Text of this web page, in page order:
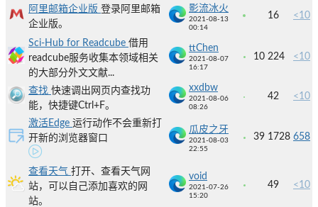
阿里邮箱企业版 登录阿里邮箱
企业版。
影流冰火
2021-08-13
00:14
16 <10
Sci-Hub for Readcube 借用
readcube服务收集本领域相关
的大部分外文文献...
ttChen
2021-08-07
16:17
10 224 <10
查找 快速调出网页内查找功
能，快捷键Ctrl+F。
xxdbw
2021-08-06
08:26
42 <10
激活Edge 运行动作不会重新打
开新的浏览器窗口
瓜皮之牙
2021-08-03
22:55
39 1728 658
查看天气 打开、查看天气网
站，可以自己添加喜欢的网
站。
void
2021-07-26
15:20
49 <10